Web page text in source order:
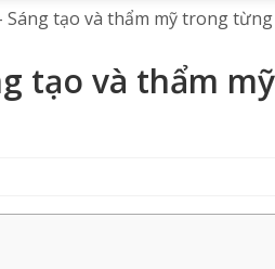
Sáng tạo và thẩm mỹ trong
tạo và thẩm